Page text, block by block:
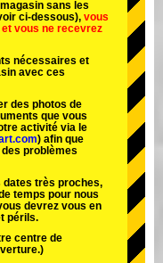
sans les
ci-dessous), vous
et vous ne recevrez
nécessaires et
avec ces
des photos de
que vous
activité via le
) afin que
problèmes
dates très proches,
temps pour nous
devrez vous en
périls.
centre de